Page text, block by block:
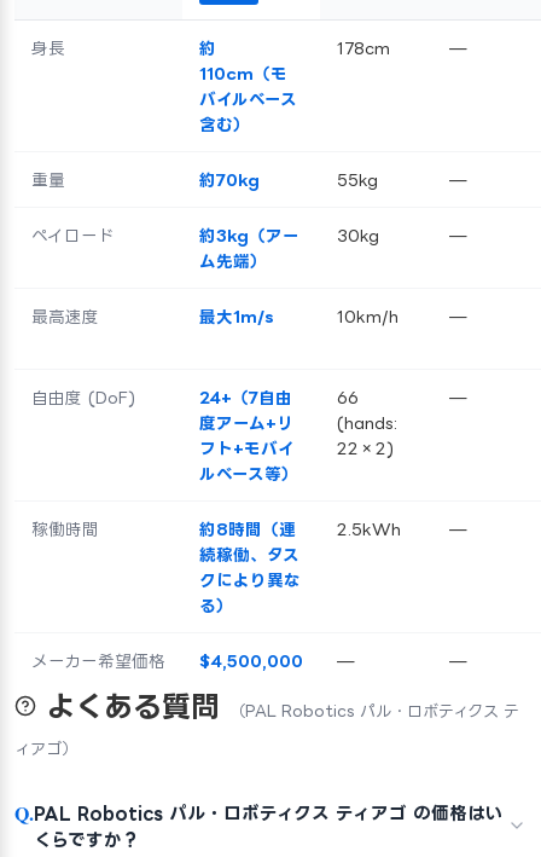
身長
約
110cm（モ
バイルベース
含む）
178cm —
重量 約70kg 55kg —
ペイロード
約3kg（アー
ム先端）
30kg —
最高速度 最大1m/s 10km/h —
自由度 (DoF)
24+（7自由
度アーム+リ
フト+モバイ
ルベース等）
66
(hands:
22×2)
—
稼働時間
約8時間（連
続稼働、タス
クにより異な
る）
2.5kWh —
メーカー希望価格 $4,500,000 — —
よくある質問 （PAL Robotics パル・ロボティクス テ
ィアゴ）
Q.PAL Robotics パル・ロボティクス ティアゴ の価格はい
くらですか？